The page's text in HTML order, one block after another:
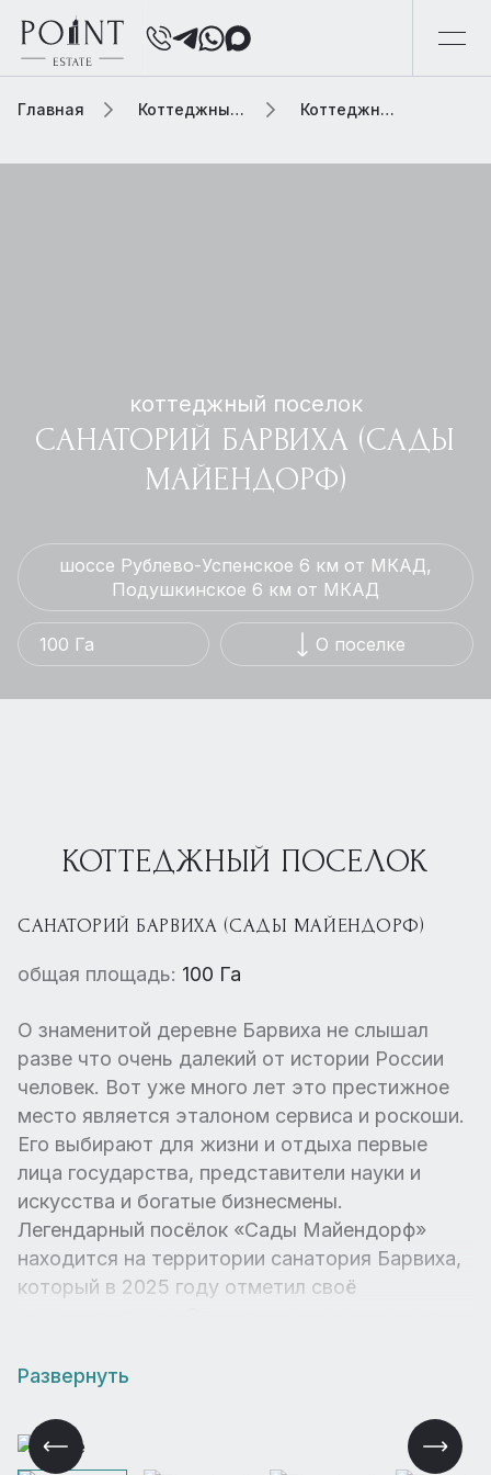
Главная Коттеджный поселок Коттеджный поселок санаторий барвиха (сады майендорф)
коттеджный поселок
САНАТОРИЙ БАРВИХА (САДЫ
МАЙЕНДОРФ)
шоссе Рублево-Успенское 6 км от МКАД,
Подушкинское 6 км от МКАД
100 Га О поселке
КОТТЕДЖНЫЙ ПОСЕЛОК
САНАТОРИЙ БАРВИХА (САДЫ МАЙЕНДОРФ)
общая площадь: 100 Га
О знаменитой деревне Барвиха не слышал
разве что очень далекий от истории России
человек. Вот уже много лет это престижное
место является эталоном сервиса и роскоши.
Его выбирают для жизни и отдыха первые
лица государства, представители науки и
искусства и богатые бизнесмены.
Легендарный посёлок «Сады Майендорф»
находится на территории санатория Барвиха,
который в 2025 году отметил своё
корабельные сосны, сложные рельефы с
озер. В коттеджном посёлке «Сады
Майендорф» есть все: и восхитительные
Развернуть